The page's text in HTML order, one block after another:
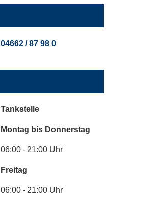
04662 / 87 98 0
Tankstelle
Montag bis Donnerstag
06:00 - 21:00 Uhr
Freitag
06:00 - 21:00 Uhr